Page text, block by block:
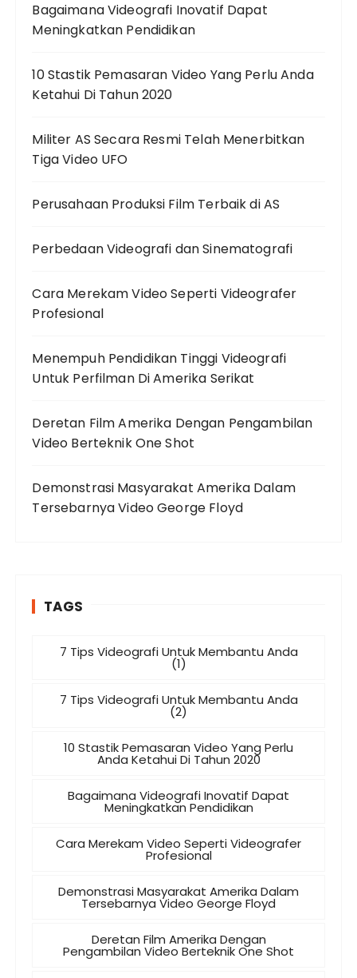
Bagaimana Videografi Inovatif Dapat
Meningkatkan Pendidikan
10 Stastik Pemasaran Video Yang Perlu Anda
Ketahui Di Tahun 2020
Militer AS Secara Resmi Telah Menerbitkan
Tiga Video UFO
Perusahaan Produksi Film Terbaik di AS
Perbedaan Videografi dan Sinematografi
Cara Merekam Video Seperti Videografer
Profesional
Menempuh Pendidikan Tinggi Videografi
Untuk Perfilman Di Amerika Serikat
Deretan Film Amerika Dengan Pengambilan
Video Berteknik One Shot
Demonstrasi Masyarakat Amerika Dalam
Tersebarnya Video George Floyd
TAGS
7 Tips Videografi Untuk Membantu Anda
(1)
7 Tips Videografi Untuk Membantu Anda
(2)
10 Stastik Pemasaran Video Yang Perlu
Anda Ketahui Di Tahun 2020
Bagaimana Videografi Inovatif Dapat
Meningkatkan Pendidikan
Cara Merekam Video Seperti Videografer
Profesional
Demonstrasi Masyarakat Amerika Dalam
Tersebarnya Video George Floyd
Deretan Film Amerika Dengan
Pengambilan Video Berteknik One Shot